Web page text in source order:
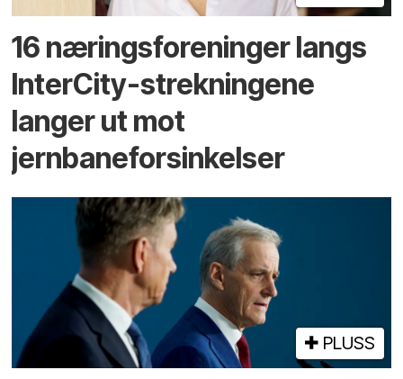
16 næringsforeninger langs
InterCity-strekningene
langer ut mot
jernbaneforsinkelser
PLUSS